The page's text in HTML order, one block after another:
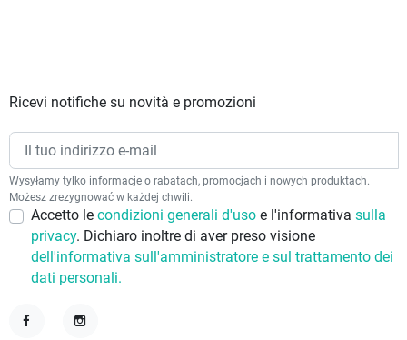
Ricevi notifiche su novità e promozioni
Wysyłamy tylko informacje o rabatach, promocjach i nowych produktach.
Możesz zrezygnować w każdej chwili.
Accetto le condizioni generali d'uso e l'informativa sulla
privacy. Dichiaro inoltre di aver preso visione
dell'informativa sull'amministratore e sul trattamento dei
dati personali.